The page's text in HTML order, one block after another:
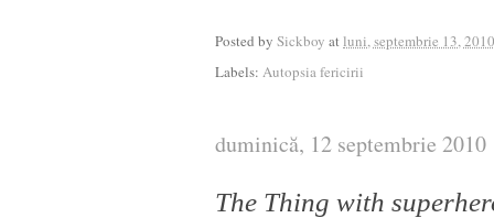
Posted by Sickboy atluni, septembrie 13, 2010
Labels: Autopsia fericirii
duminică, 12 septembrie 2010
The Thing with